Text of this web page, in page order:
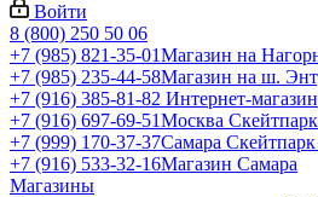
Войти
8 (800) 250 50 06
+7 (985) 821-35-01Магазин на
+7 (985) 235-44-58Магазин на ш.
+7 (916) 385-81-82 Интернет-магазин
+7 (916) 697-69-51Москва
+7 (999) 170-37-37Самара
+7 (916) 533-32-16Магазин Самара
Магазины